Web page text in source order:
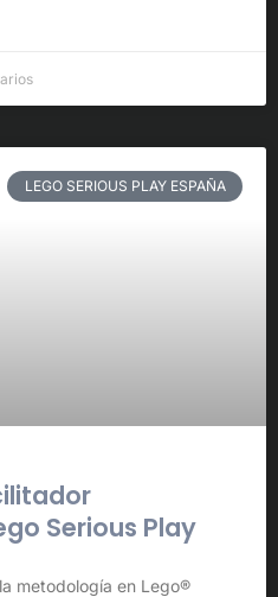
LEGO SERIOUS PLAY ESPAÑA
Serious Play
metodología en Lego®